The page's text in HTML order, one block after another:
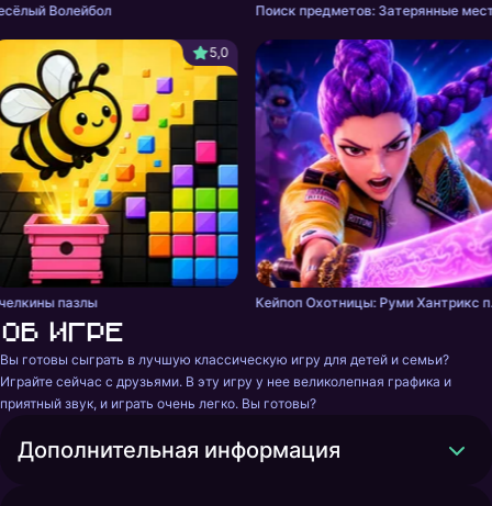
Волейбол Поиск предметов: Затерянные
5,0
пазлы Кейпоп
Об игре
Вы готовы сыграть в лучшую классическую игру для детей и семьи?
Играйте сейчас с друзьями. В эту игру у нее великолепная графика и
приятный звук, и играть очень легко. Вы готовы?
Дополнительная информация